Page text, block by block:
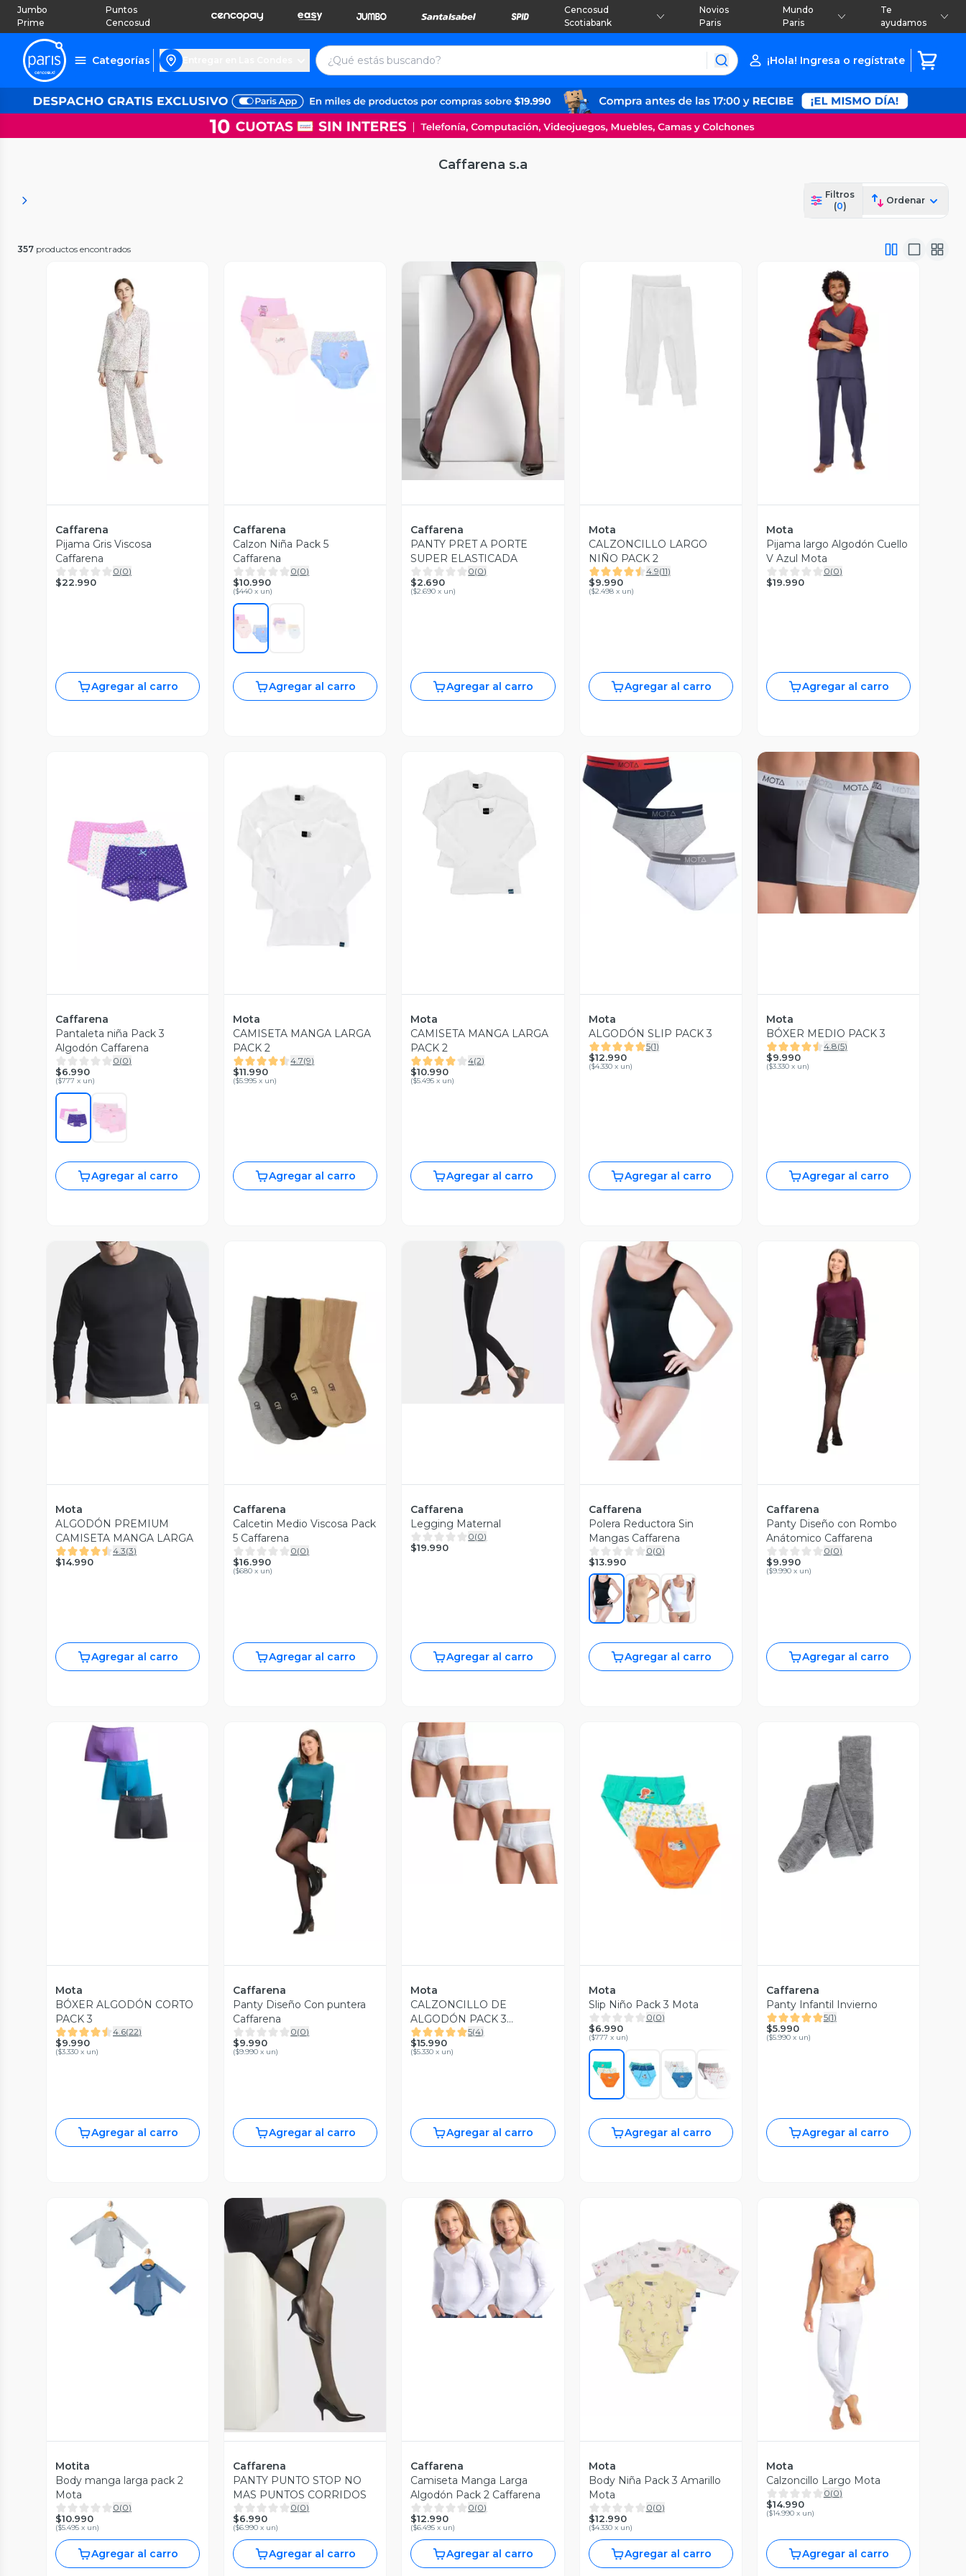
Jumbo
Prime
Puntos
Cencosud
Cencosud
Scotiabank
Novios
Paris
Mundo
Paris
Te
ayudamos
Categorías ¡Hola! Ingresa o regístrate
Caffarena s.a
Filtros
(0)
Ordenar
357 productos encontrados
Vista Previa
Caffarena
Pijama Gris Viscosa
Caffarena
0(0)
$22.990
Agregar al carro
Vista Previa
Caffarena
Calzon Niña Pack 5
Caffarena
0(0)
$10.990
($440 x un)
Agregar al carro
Vista Previa
Caffarena
PANTY PRET A PORTE
SUPER ELASTICADA
0(0)
$2.690
($2.690 x un)
Agregar al carro
Mota
CALZONCILLO LARGO
NIÑO PACK 2
4.9(11)
$9.990
($2.498 x un)
Agregar al carro
Vista Previa
Mota
Pijama largo Algodón Cuello
V Azul Mota
0(0)
$19.990
Agregar al carro
Vista Previa
Caffarena
Pantaleta niña Pack 3
Algodón Caffarena
0(0)
$6.990
($777 x un)
Agregar al carro
Mota
CAMISETA MANGA LARGA
PACK 2
4.7(9)
$11.990
($5.995 x un)
Agregar al carro
Mota
CAMISETA MANGA LARGA
PACK 2
4(2)
$10.990
($5.495 x un)
Agregar al carro
Vista Previa
Mota
ALGODÓN SLIP PACK 3
5(1)
$12.990
($4.330 x un)
Agregar al carro
Vista Previa
Mota
BÓXER MEDIO PACK 3
4.8(5)
$9.990
($3.330 x un)
Agregar al carro
Vista Previa
Mota
ALGODÓN PREMIUM
CAMISETA MANGA LARGA
4.3(3)
$14.990
Agregar al carro
Vista Previa
Caffarena
Calcetin Medio Viscosa Pack
5 Caffarena
0(0)
$16.990
($680 x un)
Agregar al carro
Vista Previa
Caffarena
Legging Maternal
0(0)
$19.990
Agregar al carro
Vista Previa
Caffarena
Polera Reductora Sin
Mangas Caffarena
0(0)
$13.990
Agregar al carro
Vista Previa
Caffarena
Panty Diseño con Rombo
Anátomico Caffarena
0(0)
$9.990
($9.990 x un)
Agregar al carro
Vista Previa
Mota
BÓXER ALGODÓN CORTO
PACK 3
4.6(22)
$9.990
($3.330 x un)
Agregar al carro
Vista Previa
Caffarena
Panty Diseño Con puntera
Caffarena
0(0)
$9.990
($9.990 x un)
Agregar al carro
Vista Previa
Mota
CALZONCILLO DE
ALGODÓN PACK 3
BLANCO
5(4)
$15.990
($5.330 x un)
Agregar al carro
Vista Previa
Mota
Slip Niño Pack 3 Mota
0(0)
$6.990
($777 x un)
Agregar al carro
Vista Previa
Caffarena
Panty Infantil Invierno
5(1)
$5.990
($5.990 x un)
Agregar al carro
Vista Previa
Motita
Body manga larga pack 2
Mota
0(0)
$10.990
($5.495 x un)
Agregar al carro
Vista Previa
Caffarena
PANTY PUNTO STOP NO
MAS PUNTOS CORRIDOS
0(0)
$6.990
($6.990 x un)
Agregar al carro
Vista Previa
Caffarena
Camiseta Manga Larga
Algodón Pack 2 Caffarena
0(0)
$12.990
($6.495 x un)
Agregar al carro
Vista Previa
Mota
Body Niña Pack 3 Amarillo
Mota
0(0)
$12.990
($4.330 x un)
Agregar al carro
Vista Previa
Mota
Calzoncillo Largo Mota
0(0)
$14.990
($14.990 x un)
Agregar al carro